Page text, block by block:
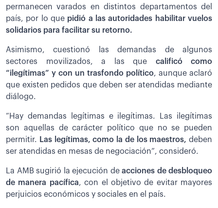
permanecen varados en distintos departamentos del
país, por lo que pidió a las autoridades habilitar vuelos
solidarios para facilitar su retorno.
Asimismo, cuestionó las demandas de algunos
sectores movilizados, a las que calificó como
“ilegítimas” y con un trasfondo político, aunque aclaró
que existen pedidos que deben ser atendidas mediante
diálogo.
“Hay demandas legítimas e ilegítimas. Las ilegítimas
son aquellas de carácter político que no se pueden
permitir.
Las legítimas, como la de los maestros, deben
ser atendidas en mesas de negociación”, consideró.
La AMB sugirió la ejecución de acciones de desbloqueo
de manera pacífica, con el objetivo de evitar mayores
perjuicios económicos y sociales en el país.